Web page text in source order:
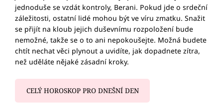
jednoduše se vzdát kontroly, Berani. Pokud jde o srdeční
záležitosti, ostatní lidé mohou být ve víru zmatku. Snažit
se přijít na kloub jejich duševnímu rozpoložení bude
nemožné, takže se o to ani nepokoušejte. Možná budete
chtít nechat věci plynout a uvidíte, jak dopadnete zítra,
než uděláte nějaké zásadní kroky.
CELÝ HOROSKOP PRO DNEŠNÍ DEN